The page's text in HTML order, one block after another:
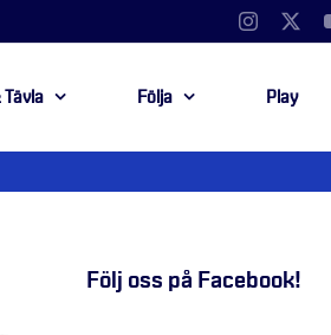
Instagram
Tävla Följa Play
Följ oss på Facebook!